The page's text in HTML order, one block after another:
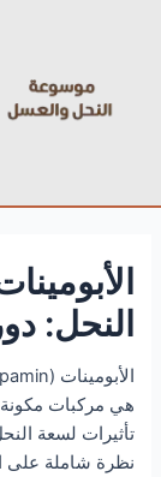
النحل:
هي مركبات
تأثيرات لسعة
نظرة شاملة على